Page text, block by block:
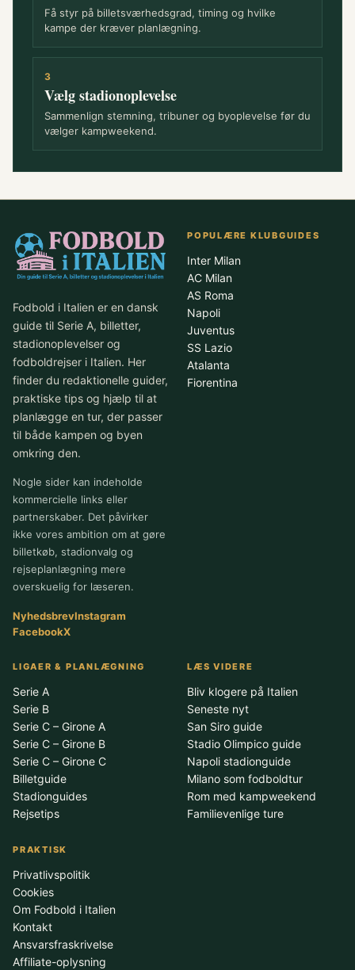
Få styr på billetsværhedsgrad, timing og hvilke
kampe der kræver planlægning.
3
Vælg stadionoplevelse
Sammenlign stemning, tribuner og byoplevelse før du
vælger kampweekend.
Fodbold i Italien er en dansk
guide til Serie A, billetter,
stadionoplevelser og
fodboldrejser i Italien. Her
finder du redaktionelle guider,
praktiske tips og hjælp til at
planlægge en tur, der passer
til både kampen og byen
omkring den.
Nogle sider kan indeholde
kommercielle links eller
partnerskaber. Det påvirker
ikke vores ambition om at gøre
billetkøb, stadionvalg og
rejseplanlægning mere
overskuelig for læseren.
NyhedsbrevInstagram
FacebookX
POPULÆRE KLUBGUIDES
Inter Milan
AC Milan
AS Roma
Napoli
Juventus
SS Lazio
Atalanta
Fiorentina
LIGAER & PLANLÆGNING
Serie A
Serie B
Serie C – Girone A
Serie C – Girone B
Serie C – Girone C
Billetguide
Stadionguides
Rejsetips
LÆS VIDERE
Bliv klogere på Italien
Seneste nyt
San Siro guide
Stadio Olimpico guide
Napoli stadionguide
Milano som fodboldtur
Rom med kampweekend
Familievenlige ture
PRAKTISK
Privatlivspolitik
Cookies
Om Fodbold i Italien
Kontakt
Ansvarsfraskrivelse
Affiliate-oplysning